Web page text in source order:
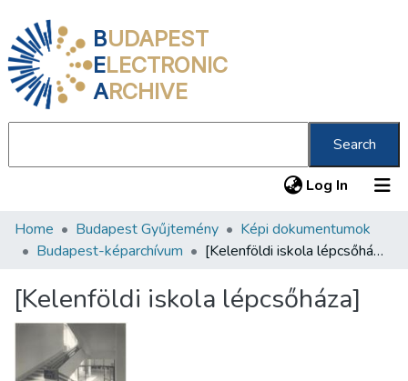
BUDAPEST
ELECTRONIC
ARCHIVE
Search
Log In (current)
Communities & Collections
Statistics
About us
Home Budapest Gyűjtemény
Képi dokumentumok
Budapest-képarchívum
[Kelenföldi iskola lépcsőháza]
[Kelenföldi iskola lépcsőháza]